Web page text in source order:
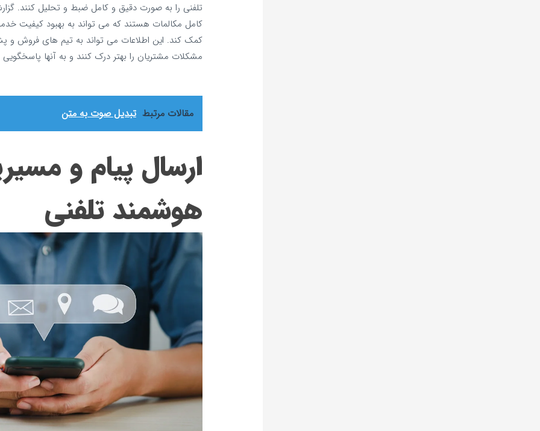
تلفنی را به صورت دقیق و کامل ضبط و تحلیل کنند.
کامل مکالمات هستند که می‌ تواند به بهبود کیفیت
کمک کند. این اطلاعات می‌ تواند به تیم‌ های فروش و
مشکلات مشتریان را بهتر درک کنند و به آنها
مقالات مرتبط تبدیل صوت به متن
ارسال پیام و
هوشمند تلفنی